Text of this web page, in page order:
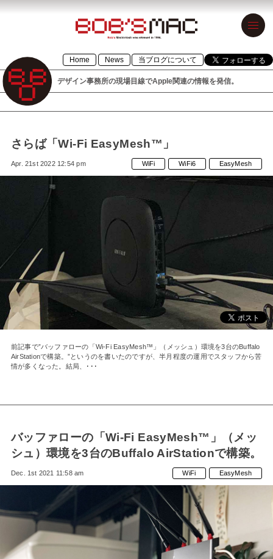
BOB’S MAC
ボブズマック
デザイン事務
所の現場目線
情報を発信。
1996年設立の
「BOB’S
MACINTOSH」
が令和元年に
「BOB’S
MAC」として
復活！
Home News 当ブログについて
デザイン事務所の現場目線でApple関連の情報を発信。
さらば「Wi-Fi EasyMesh™」
Apr. 21st 2022 12:54 pm WiFi WiFi6 EasyMesh
前記事で”バッファローの「Wi-Fi EasyMesh™」（メッシュ）環境を3台のBuffalo
AirStationで構築。”というのを書いたのですが、半月程度の運用でスタッフから苦
情が多くなった。結局、･･･
バッファローの「Wi-Fi EasyMesh™」（メッ
シュ）環境を3台のBuffalo AirStationで構築。
Dec. 1st 2021 11:58 am WiFi EasyMesh